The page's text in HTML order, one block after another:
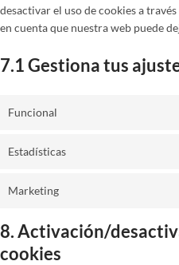
desactivar el uso de cookies a
en cuenta que nuestra web puede
7.1 Gestiona tus
Funcional
Estadísticas
Marketing
8. Activación/
cookies